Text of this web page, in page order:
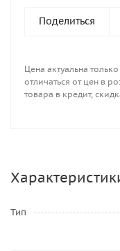
Поделиться
Цена актуальна
отличаться от цен в
товара в кредит,
Тип